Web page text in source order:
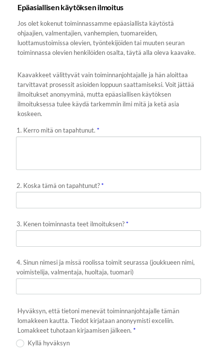
Epäasiallisen käytöksen ilmoitus
Jos olet kokenut toiminnassamme epäasiallista käytöstä
ohjaajien, valmentajien, vanhempien, tuomareiden,
luottamustoimissa olevien, työntekijöiden tai muuten seuran
toiminnassa olevien henkilöiden osalta, täytä alla oleva kaavake.
Kaavakkeet välittyvät vain toiminnanjohtajalle ja hän aloittaa
tarvittavat prosessit asioiden loppuun saattamiseksi. Voit jättää
ilmoitukset anonyyminä, mutta epäasiallisen käytöksen
ilmoituksessa tulee käydä tarkemmin ilmi mitä ja ketä asia
koskeen.
1. Kerro mitä on tapahtunut. *
2. Koska tämä on tapahtunut?*
3. Kenen toiminnasta teet ilmoituksen?*
4. Sinun nimesi ja missä roolissa toimit seurassa (joukkueen nimi,
voimistelija, valmentaja, huoltaja, tuomari)
Hyväksyn, että tietoni menevät toiminnanjohtajalle tämän
lomakkeen kautta. Tiedot kirjataan anonyymisti exceliin.
Lomakkeet tuhotaan kirjaamisen jälkeen. *
Kyllä hyväksyn